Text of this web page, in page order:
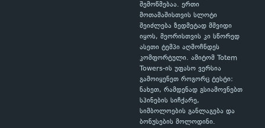
შემოწმებაა. ერთი
მოთამაშისთვის სლოტი
შეიძლება ზედმეტად მშვიდი
იყოს, მეორისთვის კი სწორედ
ასეთი ტემპი აღმოჩნდეს
კომფორტული. ამიტომ Totem
Towers-ის უფასო ვერსია
გამოიყენეთ როგორც ტესტი:
ნახეთ, რამდენად გსიამოვნებთ
სპინების სიჩქარე,
სიმბოლოების განლაგება და
ბონუსების მოლოდინი.